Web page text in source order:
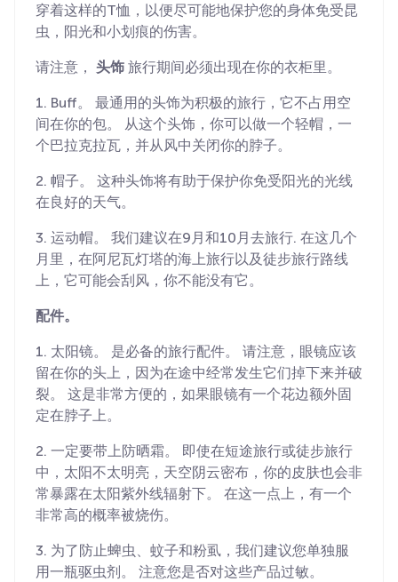
穿着这样的T恤，以便尽可能地保护您的身体免受昆
虫，阳光和小划痕的伤害。
请注意， 头饰 旅行期间必须出现在你的衣柜里。
1. Buff。 最通用的头饰为积极的旅行，它不占用空
间在你的包。 从这个头饰，你可以做一个轻帽，一
个巴拉克拉瓦，并从风中关闭你的脖子。
2. 帽子。 这种头饰将有助于保护你免受阳光的光线
在良好的天气。
3. 运动帽。 我们建议在9月和10月去旅行. 在这几个
月里，在阿尼瓦灯塔的海上旅行以及徒步旅行路线
上，它可能会刮风，你不能没有它。
配件。
1. 太阳镜。 是必备的旅行配件。 请注意，眼镜应该
留在你的头上，因为在途中经常发生它们掉下来并破
裂。 这是非常方便的，如果眼镜有一个花边额外固
定在脖子上。
2. 一定要带上防晒霜。 即使在短途旅行或徒步旅行
中，太阳不太明亮，天空阴云密布，你的皮肤也会非
常暴露在太阳紫外线辐射下。 在这一点上，有一个
非常高的概率被烧伤。
3. 为了防止蜱虫、蚊子和粉虱，我们建议您单独服
用一瓶驱虫剂。 注意您是否对这些产品过敏。